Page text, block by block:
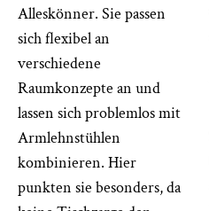
Alleskönner. Sie passen
sich flexibel an
verschiedene
Raumkonzepte an und
lassen sich problemlos mit
Armlehnstühlen
kombinieren. Hier
punkten sie besonders, da